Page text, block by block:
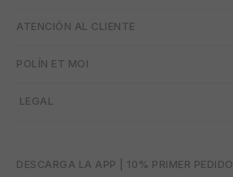
ATENCIÓN AL CLIENTE
POLÍN ET MOI
­ LEGAL
DESCARGA LA APP | 10% PRIMER PEDIDO